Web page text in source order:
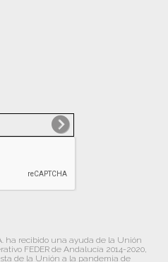
ha recibido una ayuda de la Unión
FEDER de Andalucía 2014-2020,
de la Unión a la pandemia de